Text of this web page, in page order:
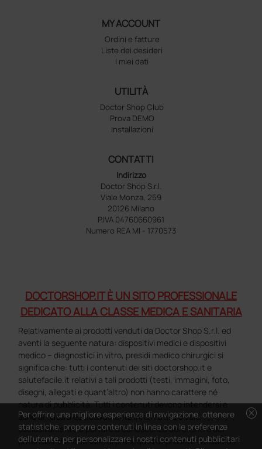
MY ACCOUNT
Ordini e fatture
Liste dei desideri
I miei dati
UTILITÀ
Doctor Shop Club
Prova DEMO
Installazioni
CONTATTI
Indirizzo
Doctor Shop S.r.l.
Viale Monza, 259
20126 Milano
P.IVA 04760660961
Numero REA MI - 1770573
DOCTORSHOP.IT È UN SITO PROFESSIONALE
DEDICATO ALLA CLASSE MEDICA E SANITARIA
Relativamente ai prodotti venduti da Doctor Shop S.r.l. ed
aventi la seguente natura: dispositivi medici e dispositivi
medico – diagnostici in vitro, presidi medico chirurgici si
significa che: tutti i contenuti dei siti doctorshop.it e
salutefacile.it relativi a tali prodotti (testi, immagini, foto,
disegni, allegati e quant’altro) non hanno carattere né
natura di pubblicità. Tutti i contenuti devono intendersi e
sono di natura esclusivamente informativa e volti
esclusivamente a portare a conoscenza dei clienti e dei
potenziali clienti in fase di preacquisto i prodotti venduti da
cancel
Per offrire una migliore esperienza di navigazione, ottenere
statistiche, proporre contenuti in linea con le preferenze
dell'utente, per personalizzare i nostri contenuti pubblicitari